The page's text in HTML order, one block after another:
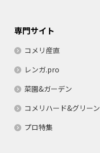
専門サイト
コメリ産直
レンガ.pro
菜園&ガーデン
コメリハード&グリーン
プロ特集